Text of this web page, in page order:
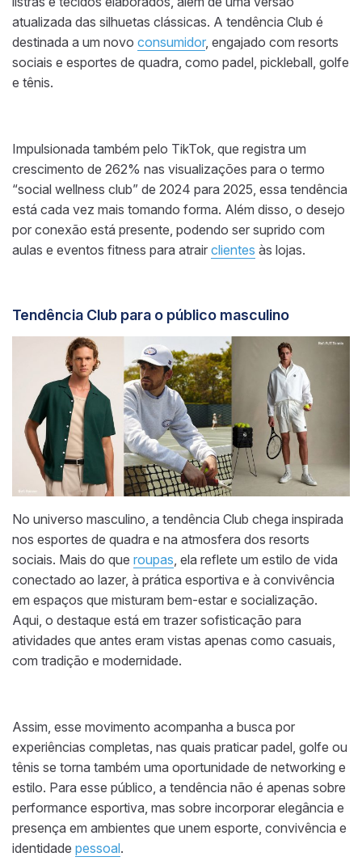
atualizada das silhuetas clássicas. A tendência Club é
destinada a um novo consumidor, engajado com resorts
sociais e esportes de quadra, como padel, pickleball, golfe
e tênis.
Impulsionada também pelo TikTok, que registra um
crescimento de 262% nas visualizações para o termo
“social wellness club” de 2024 para 2025, essa tendência
está cada vez mais tomando forma. Além disso, o desejo
por conexão está presente, podendo ser suprido com
aulas e eventos fitness para atrair clientes às lojas.
Tendência Club para o público masculino
No universo masculino, a tendência Club chega inspirada
nos esportes de quadra e na atmosfera dos resorts
sociais. Mais do que roupas, ela reflete um estilo de vida
conectado ao lazer, à prática esportiva e à convivência
em espaços que misturam bem-estar e socialização.
Aqui, o destaque está em trazer sofisticação para
atividades que antes eram vistas apenas como casuais,
com tradição e modernidade.
Assim, esse movimento acompanha a busca por
experiências completas, nas quais praticar padel, golfe ou
tênis se torna também uma oportunidade de networking e
estilo. Para esse público, a tendência não é apenas sobre
performance esportiva, mas sobre incorporar elegância e
presença em ambientes que unem esporte, convivência e
identidade pessoal.